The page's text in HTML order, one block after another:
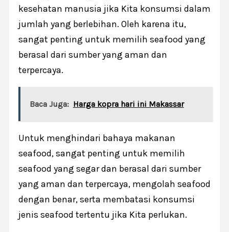
kesehatan manusia jika Kita konsumsi dalam
jumlah yang berlebihan. Oleh karena itu,
sangat penting untuk memilih seafood yang
berasal dari sumber yang aman dan
terpercaya.
Baca Juga: Harga kopra hari ini Makassar
Untuk menghindari bahaya makanan
seafood, sangat penting untuk memilih
seafood yang segar dan berasal dari sumber
yang aman dan terpercaya, mengolah seafood
dengan benar, serta membatasi konsumsi
jenis seafood tertentu jika Kita perlukan.